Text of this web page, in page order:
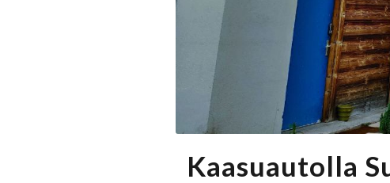
Kaasuautolla